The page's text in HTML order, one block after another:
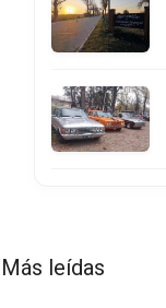
Más leídas